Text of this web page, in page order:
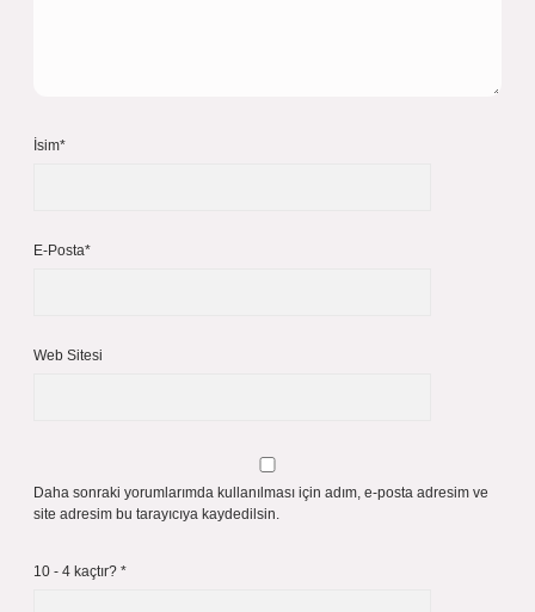
İsim*
E-Posta*
Web Sitesi
Daha sonraki yorumlarımda kullanılması için adım, e-posta adresim ve
site adresim bu tarayıcıya kaydedilsin.
10 - 4 kaçtır? *